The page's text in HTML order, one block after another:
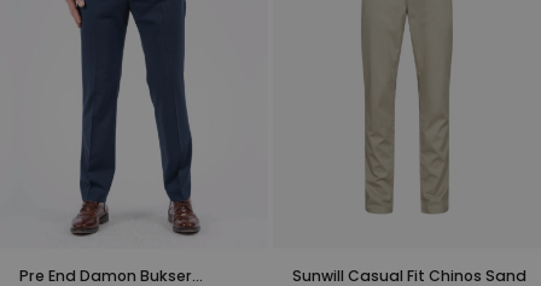
Pre End Damon Bukser
Sunwill Casual Fit Chinos Sand